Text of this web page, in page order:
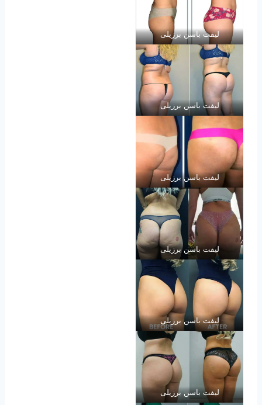
لیفت باسن برزیلی
لیفت باسن برزیلی
لیفت باسن برزیلی
لیفت باسن برزیلی
لیفت باسن برزیلی
لیفت باسن برزیلی